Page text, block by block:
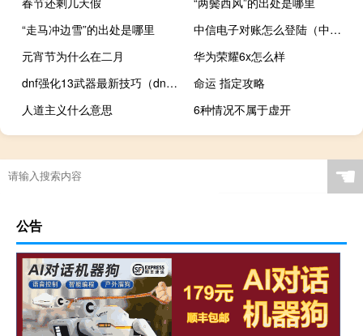
“走马冲边雪”的出处是哪里
中信电子对账怎么登陆（中信银行对公电子对账系统登入）
元宵节为什么在二月
华为荣耀6x怎么样
dnf强化13武器最新技巧（dnf如何强化武器）
命运 指定攻略
人道主义什么意思
6种情况不属于虚开
☚
公告